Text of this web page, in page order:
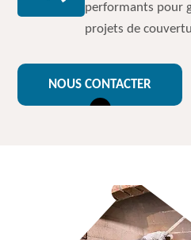
performants pour
projets de
NOUS CONTACTER